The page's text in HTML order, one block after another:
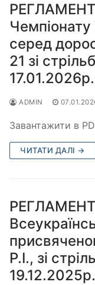
РЕГЛАМЕНТ
Чемпіонату
серед
21 зі
ADMIN
Завантажити в
ЧИТАТИ ДАЛІ →
РЕГЛАМЕНТ
Р.І., зі